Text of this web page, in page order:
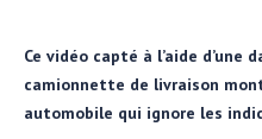
Ce vidéo capté à l’aide d’une
camionnette de livraison
automobile qui ignore les